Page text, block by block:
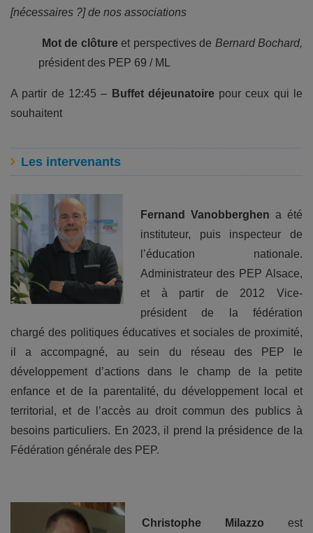
[nécessaires ?] de nos associations
Mot de clôtureet perspectives de Bernard Bochard,
président des PEP 69 / ML
A partir de 12:45 – Buffet déjeunatoirepour ceux qui le
souhaitent
Les intervenants
Fernand Vanobberghen a été
instituteur, puis inspecteur de
l’éducation nationale.
Administrateur des PEP Alsace,
et à partir de 2012 Vice-
président de la fédération
chargé des politiques éducatives et sociales de proximité,
il a accompagné, au sein du réseau des PEP le
développement d’actions dans le champ de la petite
enfance et de la parentalité, du développement local et
territorial, et de l’accès au droit commun des publics à
besoins particuliers. En 2023, il prend la présidence de la
Fédération générale des PEP.
Christophe Milazzo est